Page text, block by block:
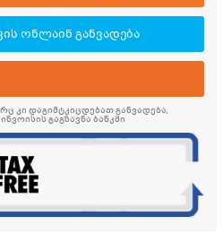
ონლაინ განვადება
კი დაგიმტკიცდებათ განვადება,
გაგზავნა ბანკში